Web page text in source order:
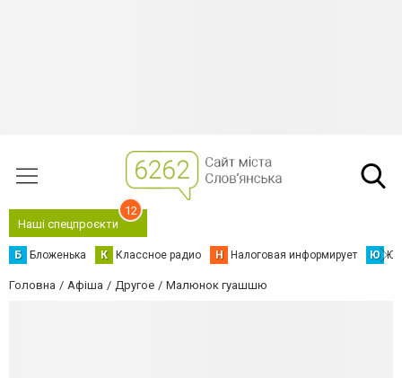
Наші спецпроєкти
12
Б Бложенька К Классное радио Н Налоговая информирует Ю
Головна Афіша Другое Малюнок гуашшю